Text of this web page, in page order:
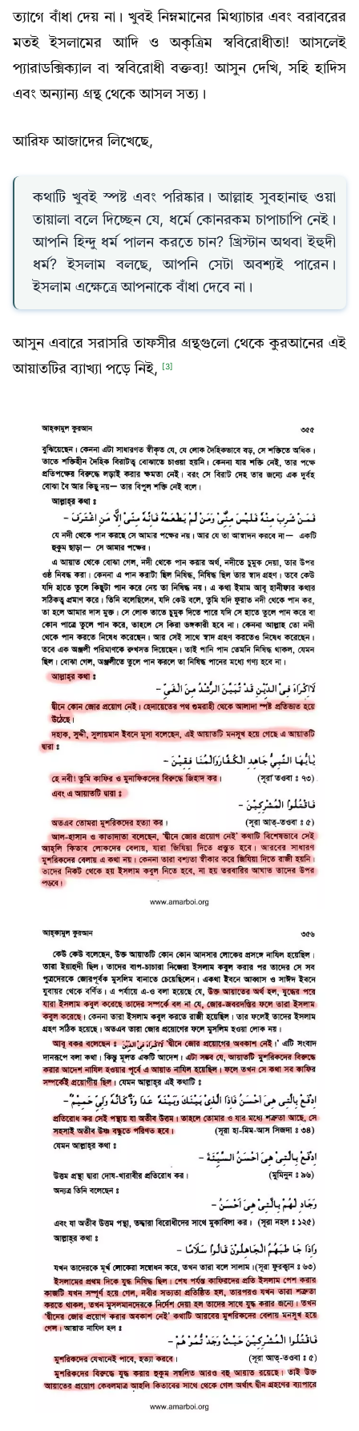
ত্যাগে বাঁধা দেয় না। খুবই নিম্নমানের মিথ্যাচার এবং বরাবরের
মতই ইসলামের আদি ও অকৃত্রিম স্ববিরোধীতা! আসলেই
প্যারাডক্সিক্যাল বা স্ববিরোধী বক্তব্য! আসুন দেখি, সহি হাদিস
এবং অন্যান্য গ্রন্থ থেকে আসল সত্য।
আরিফ আজাদের লিখেছে,
কথাটি খুবই স্পষ্ট এবং পরিষ্কার। আল্লাহ সুবহানাহু ওয়া
তায়ালা বলে দিচ্ছেন যে, ধর্মে কোনরকম চাপাচাপি নেই।
আপনি হিন্দু ধর্ম পালন করতে চান? খ্রিস্টান অথবা ইহুদী
ধর্ম? ইসলাম বলছে, আপনি সেটা অবশ্যই পারেন।
ইসলাম এক্ষেত্রে আপনাকে বাঁধা দেবে না।
আসুন এবারে সরাসরি তাফসীর গ্রন্থগুলো থেকে কুরআনের এই
আয়াতটির ব্যাখ্যা পড়ে নিই,
[3]